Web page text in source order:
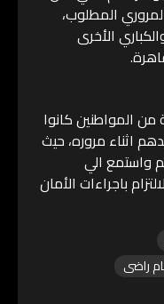
المطلوب،
الأخرى
المواطنين كانوا
اثناء مروره، حيث
واستمع الي
باجراءات الأمان
راضى